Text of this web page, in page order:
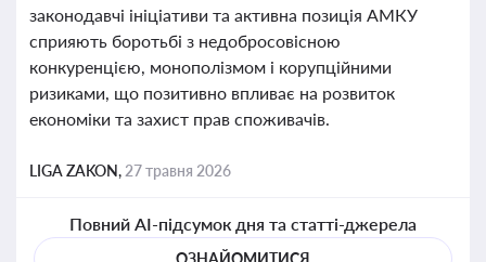
законодавчі ініціативи та активна позиція АМКУ
сприяють боротьбі з недобросовісною
конкуренцією, монополізмом і корупційними
ризиками, що позитивно впливає на розвиток
економіки та захист прав споживачів.
LIGA ZAKON, 27 травня 2026
Повний AI-підсумок дня та статті-джерела
ОЗНАЙОМИТИСЯ